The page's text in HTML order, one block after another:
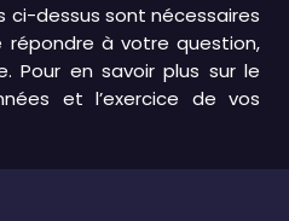
ci-dessus sont nécessaires
à votre question,
Pour en savoir plus sur le
et l’exercice de vos